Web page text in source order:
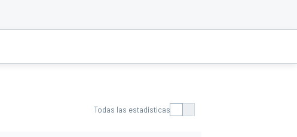
Todas las estadísticas